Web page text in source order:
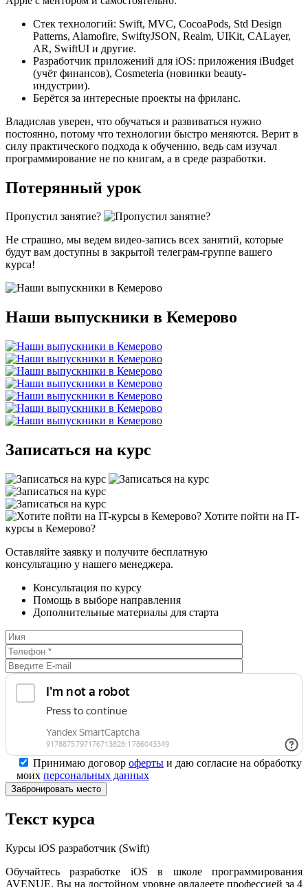
Стек технологий: Swift, MVC, CocoaPods, Std Design
Patterns, Alamofire, SwiftyJSON, Realm, UIKit, CALayer,
AR, SwiftUI и другие.
Разработчик приложений для iOS: приложения iBudget
(учёт финансов), Cosmeteria (новинки beauty-
индустрии).
Берётся за интересные проекты на фриланс.
Владислав уверен, что обучаться и развиваться нужно
постоянно, потому что технологии быстро меняются. Верит в
силу практического подхода к обучению, ведь сам изучал
программирование не по книгам, а в среде разработки.
Потерянный урок
Пропустил занятие?
Не страшно, мы ведем видео-запись всех занятий, которые
будут вам доступны в закрытой телеграм-группе вашего
курса!
Наши выпускники в Кемерово
Записаться на курс
Хотите пойти на IT-
курсы в Кемерово?
Оставляйте заявку и получите бесплатную
консультацию у нашего менеджера.
Консультация по курсу
Помощь в выборе направления
Дополнительные материалы для старта
Принимаю договор оферты и даю согласие на обработку
моих персональных данных
Текст курса
Курсы iOS разработчик (Swift)
Обучайтесь разработке iOS в школе программирования
AVENUE. Вы на достойном уровне овладеете профессией за 4